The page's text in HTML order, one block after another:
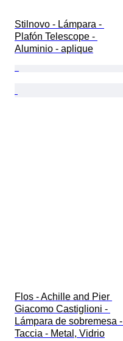
Stilnovo - Lámpara -
Plafón Telescope -
Aluminio - aplique
Flos - Achille and Pier
Giacomo Castiglioni -
Lámpara de sobremesa -
Taccia - Metal, Vidrio